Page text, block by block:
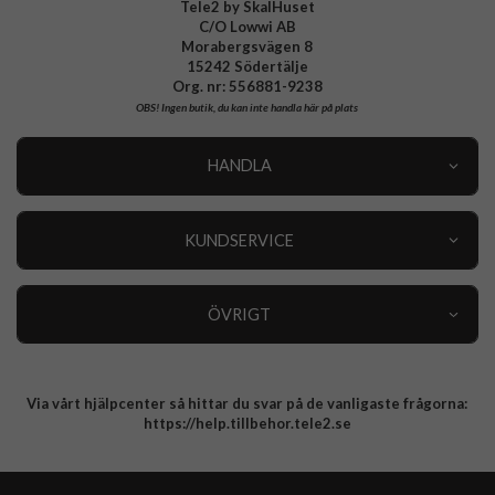
Tele2 by SkalHuset
C/O Lowwi AB
Morabergsvägen 8
15242 Södertälje
Org. nr: 556881-9238
OBS!Ingen butik, du kan inte handla här på plats
HANDLA
KUNDSERVICE
ÖVRIGT
Integritetspolicy
Via vårt hjälpcenter så hittar du svar på de vanligaste frågorna:
https://help.tillbehor.tele2.se